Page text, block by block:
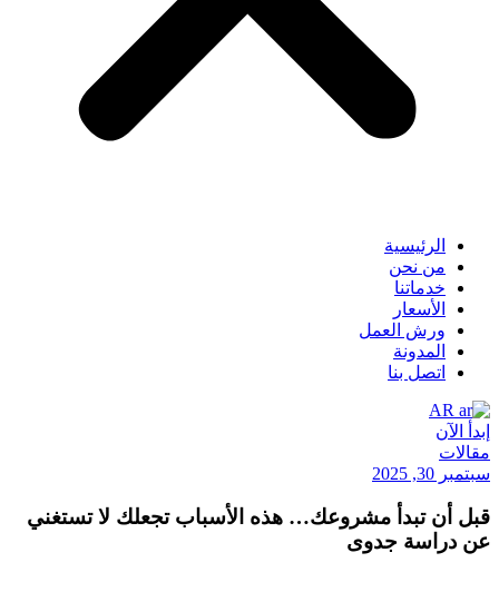
الرئيسية
من نحن
خدماتنا
الأسعار
ورش العمل
المدونة
اتصل بنا
AR
إبدأ الآن
مقالات
سبتمبر 30, 2025
قبل أن تبدأ مشروعك… هذه الأسباب تجعلك لا تستغني
عن دراسة جدوى